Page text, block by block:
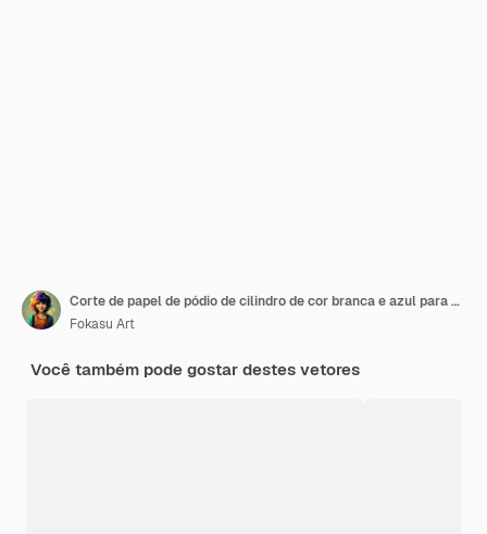
Corte de papel de pódio de cilindro de cor branca e azul para apresentação de exibição de produtos
Fokasu Art
Você também pode gostar destes vetores